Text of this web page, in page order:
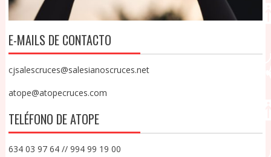
E-MAILS DE CONTACTO
cjsalescruces@salesianoscruces.net
atope@atopecruces.com
TELÉFONO DE ATOPE
634 03 97 64 // 994 99 19 00